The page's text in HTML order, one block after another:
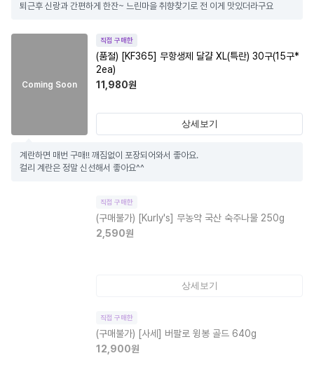
퇴근후 신랑과 간편하게 한잔~ 느린마을 취향찾기로 전 이게 맛있더라구요
Coming Soon
직접 구매한
(품절) [KF365] 무항생제 달걀 XL(특란) 30구(15구*
2ea)
11,980원
상세보기
계란하면 매번 구매!! 깨짐없이 포장되어와서 좋아요.
컬리 계란은 정말 신선해서 좋아요^^
직접 구매한
(구매불가) [Kurly's] 무농약 국산 숙주나물 250g
2,590원
상세보기
직접 구매한
(구매불가) [사세] 버팔로 윙봉 골드 640g
12,900원